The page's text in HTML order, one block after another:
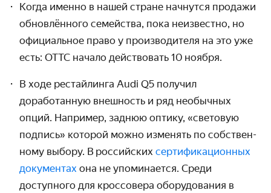
Когда именно в нашей стране начнутся продажи
обнов­лённого семейства, пока неизвестно, но
официальное право у произво­дителя на это уже
есть: ОТТС начало действовать 10 ноября.
В ходе рестайлинга Audi Q5 получил
доработанную внешность и ряд необычных
опций. Например, заднюю оптику, «световую
подпись» которой можно изменять по собствен­
ному выбору. В российских серти­фикаци­онных
документах она не упоминается. Среди
доступного для кроссовера оборудо­вания в